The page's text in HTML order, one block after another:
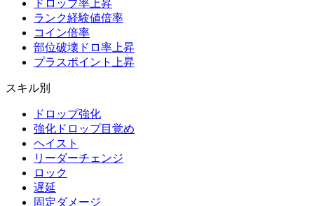
ドロップ率上昇
ランク経験値倍率
コイン倍率
部位破壊ドロ率上昇
プラスポイント上昇
スキル別
ドロップ強化
強化ドロップ目覚め
ヘイスト
リーダーチェンジ
ロック
遅延
固定ダメージ